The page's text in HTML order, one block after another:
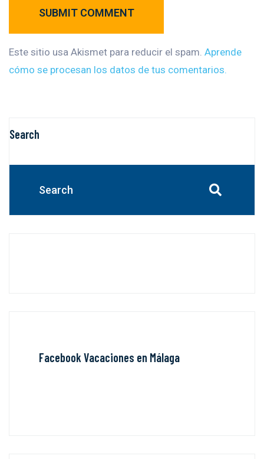
SUBMIT COMMENT
Este sitio usa Akismet para reducir el spam. Aprende
cómo se procesan los datos de tus comentarios.
Search
Facebook Vacaciones en Málaga